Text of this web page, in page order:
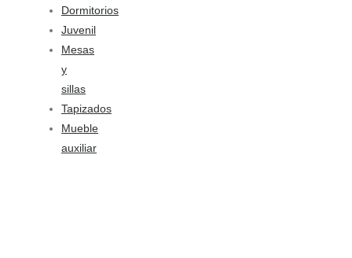
Dormitorios
Juvenil
Mesas
y
sillas
Tapizados
Mueble
auxiliar